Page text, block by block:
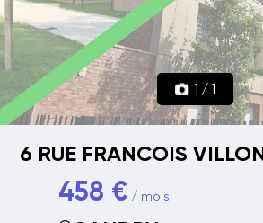
1 /1
6 RUE FRANCOIS
458 €/ mois